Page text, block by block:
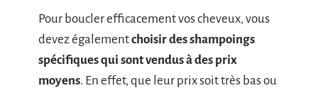
Pour boucler efficacement vos cheveux, vous
devez égalementchoisir des shampoings
spécifiques qui sont vendus à des prix
moyens. En effet, que leur prix soit très bas ou